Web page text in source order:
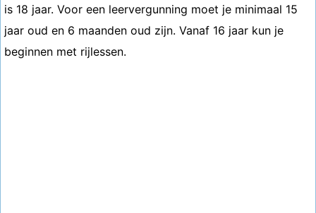
is 18 jaar. Voor een leervergunning moet je minimaal 15
jaar oud en 6 maanden oud zijn. Vanaf 16 jaar kun je
beginnen met rijlessen.